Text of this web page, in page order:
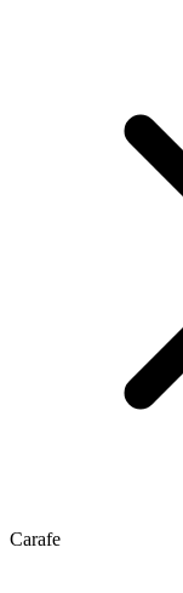
Carafe